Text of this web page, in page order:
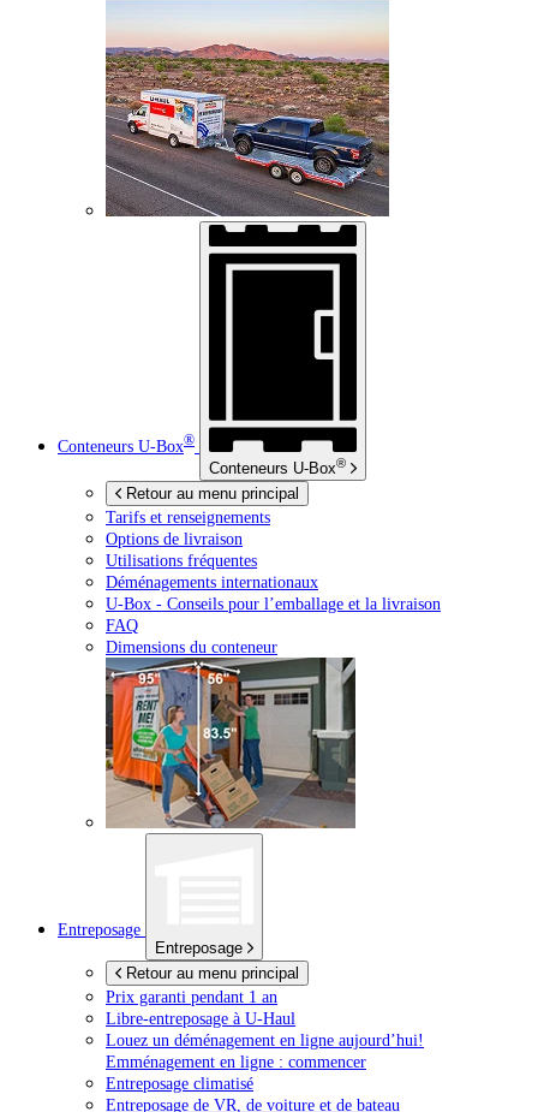
Conteneurs U-Box®
Conteneurs U-Box®
Retour au menu principal
Tarifs et renseignements
Options de livraison
Utilisations fréquentes
Déménagements internationaux
U-Box - Conseils pour l’emballage et la livraison
FAQ
Dimensions du conteneur
Entreposage
Entreposage
Retour au menu principal
Prix garanti pendant 1 an
Libre-entreposage à U-Haul
Louez un déménagement en ligne aujourd’hui!
Emménagement en ligne : commencer
Entreposage climatisé
Entreposage de VR, de voiture et de bateau